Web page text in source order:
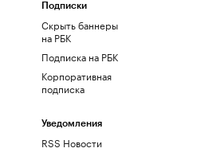
Подписки
Скрыть баннеры
на РБК
Подписка на РБК
Корпоративная
подписка
Уведомления
RSS Новости